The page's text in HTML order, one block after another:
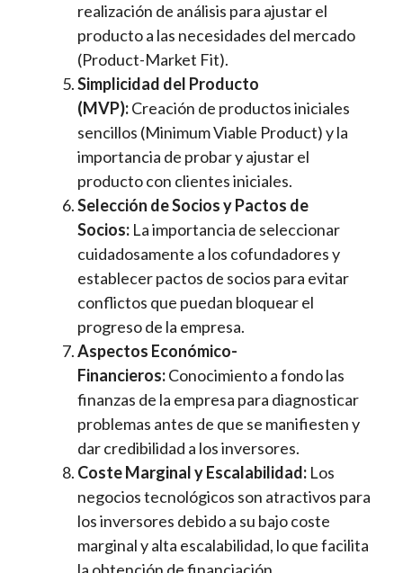
realización de análisis para ajustar el
producto a las necesidades del mercado
(Product-Market Fit).
Simplicidad del Producto
(MVP):Creación de productos iniciales
sencillos (Minimum Viable Product) y la
importancia de probar y ajustar el
producto con clientes iniciales.
Selección de Socios y Pactos de
Socios: La importancia de seleccionar
cuidadosamente a los cofundadores y
establecer pactos de socios para evitar
conflictos que puedan bloquear el
progreso de la empresa.
Aspectos Económico-
Financieros:Conocimiento a fondo las
finanzas de la empresa para diagnosticar
problemas antes de que se manifiesten y
dar credibilidad a los inversores.
Coste Marginal y Escalabilidad: Los
negocios tecnológicos son atractivos para
los inversores debido a su bajo coste
marginal y alta escalabilidad, lo que facilita